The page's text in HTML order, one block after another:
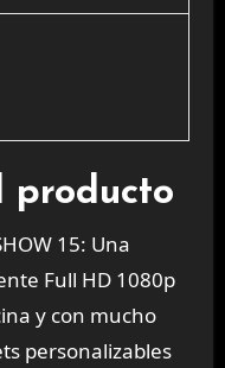
producto
15: Una
Full HD 1080p
y con mucho
personalizables